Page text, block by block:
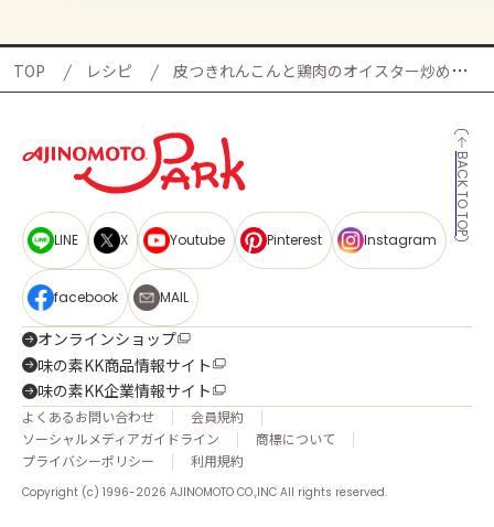
TOP レシピ 皮つきれんこんと鶏肉のオイスター炒めの献立
BACK TO TOP
LINE X Youtube Pinterest Instagram
facebook MAIL
オンラインショップ
味の素KK商品情報サイト
味の素KK企業情報サイト
よくあるお問い合わせ
会員規約
ソーシャルメディアガイドライン
商標について
プライバシーポリシー
利用規約
Copyright (c) 1996-2026 AJINOMOTO CO.,INC All rights reserved.